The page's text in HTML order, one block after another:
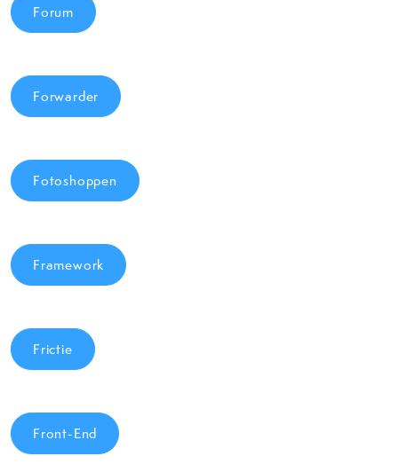
Forum
Forwarder
Fotoshoppen
Framework
Frictie
Front-End